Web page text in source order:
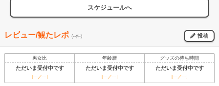
スケジュールへ
レビュー/観たレポ (--件) 投稿
男女比 年齢層 グッズの待ち時間
ただいま受付中です ただいま受付中です ただいま受付中です
[---／---] [---／---] [---／---]